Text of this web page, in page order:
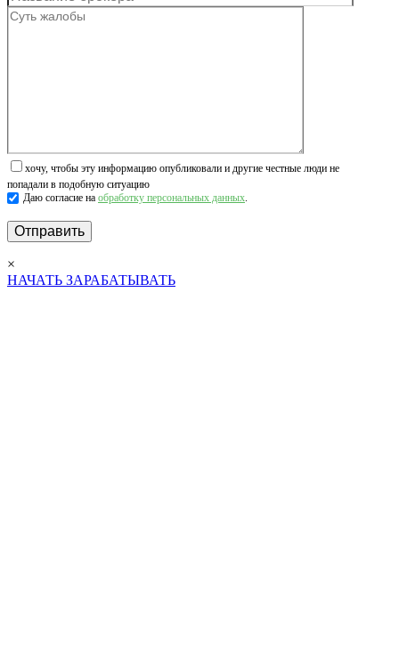
хочу, чтобы эту информацию опубликовали и другие честные люди не
попадали в подобную ситуацию
Даю согласие на обработку персональных данных.
×
НАЧАТЬ ЗАРАБАТЫВАТЬ